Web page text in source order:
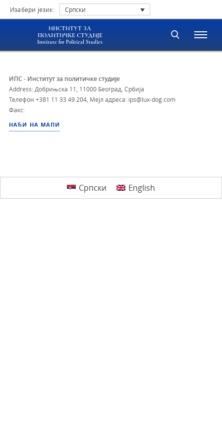
Изабери језик: Српски
ИНСТИТУТ ЗА
ПОЛИТИЧКЕ СТУДИЈЕ
Institute for Political Studies
ИПС - Институт за политичке студије
Address: Добрињска 11, 11000 Београд, Србија
Телефон +381 11 33 49 204 Мејл адреса: ips@lux-dog.com
Факс:
НАЂИ НА МАПИ
Српски English